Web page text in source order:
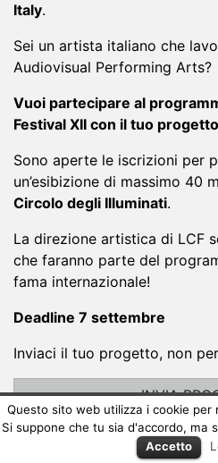
Italy.
Sei un artista italiano che
Audiovisual Performing Arts?
Vuoi partecipare al
Festival XII con il tuo
Sono aperte le iscrizioni per
un’esibizione di massimo 40
Circolo degli Illuminati.
La direzione artistica di LCF
che faranno parte del
fama internazionale!
Deadline 7 settembre
Inviaci il tuo progetto, non
INVIA
Questo sito web utilizza i cookie per
Si suppone che tu sia d'accordo, ma
Accetto